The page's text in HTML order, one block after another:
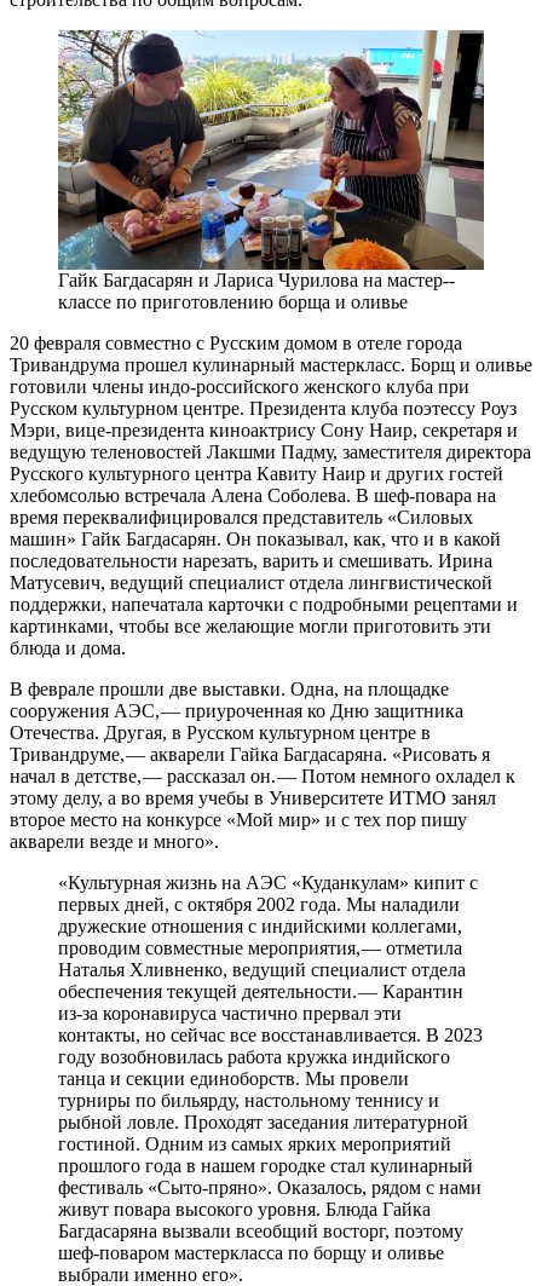
Гайк Багдасарян и Лариса Чурилова на мастер-­
классе по приготовлению борща и оливье
20 февраля совместно с Русским домом в отеле города
Тривандрума прошел кулинарный мастер­класс. Борщ и оливье
готовили члены индо-российского женского клуба при
Русском культурном центре. Президента клуба поэтессу Роуз
Мэри, вице-президента киноактрису Сону Наир, секретаря и
ведущую теленовостей Лакшми Падму, заместителя директора
Русского культурного центра Кавиту Наир и других гостей
хлебом­солью встречала Алена Соболева. В шеф-повара на
время переквалифицировался представитель «Силовых
машин» Гайк Багдасарян. Он показывал, как, что и в какой
последовательности нарезать, варить и смешивать. Ирина
Матусевич, ведущий специалист отдела лингвистической
поддержки, напечатала карточки с подробными рецептами и
картинками, чтобы все желающие могли приготовить эти
блюда и дома.
В феврале прошли две выставки. Одна, на площадке
сооружения АЭС, — ​приуроченная ко Дню защитника
Отечества. Другая, в Русском культурном центре в
Тривандруме, — ​акварели Гайка Багдасаряна. «Рисовать я
начал в детстве, — ​рассказал он. — ​Потом немного охладел к
этому делу, а во время учебы в Университете ИТМО занял
второе место на конкурсе «Мой мир» и с тех пор пишу
акварели везде и много».
«Культурная жизнь на АЭС «Куданкулам» кипит с
первых дней, с октября 2002 года. Мы наладили
дружеские отношения с индийскими коллегами,
проводим совместные мероприятия, — отметила
Наталья Хливненко, ведущий специалист отдела
обеспечения текущей деятельности. — ​Карантин
из-за коронавируса частично прервал эти
контакты, но сейчас все восстанавливается. В 2023
году возобновилась работа кружка индийского
танца и секции единоборств. Мы провели
турниры по бильярду, настольному теннису и
рыбной ловле. Проходят заседания литературной
гостиной. Одним из самых ярких мероприятий
прошлого года в нашем городке стал кулинарный
фестиваль «Сыто-пряно». Оказалось, рядом с нами
живут повара высокого уровня. Блюда Гайка
Багдасаряна вызвали всеобщий восторг, поэтому
шеф-поваром мастер­класса по борщу и оливье
выбрали именно его».